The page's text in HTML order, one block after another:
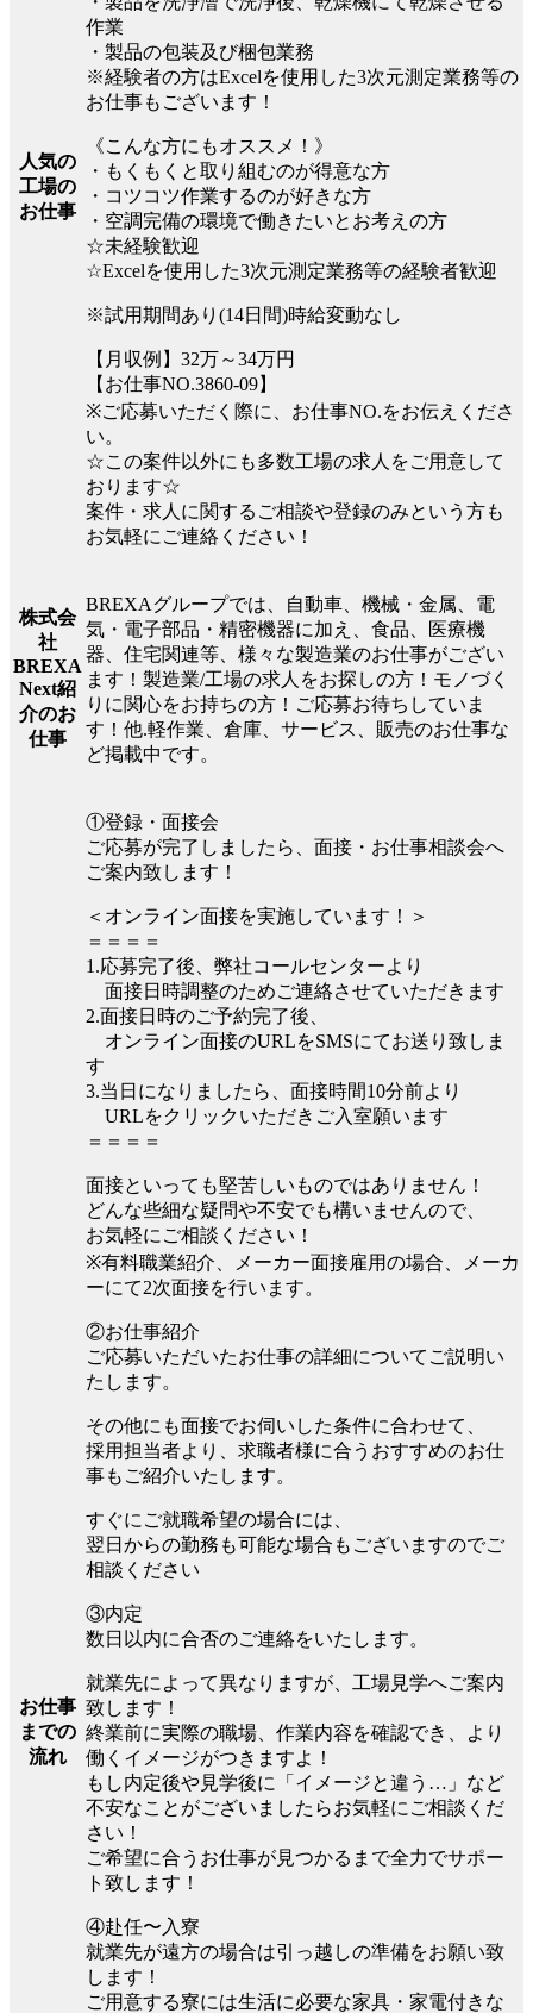
人気の
工場の
お仕事
作業
・製品の包装及び梱包業務
※経験者の方はExcelを使用した3次元測定業務等の
お仕事もございます！
《こんな方にもオススメ！》
・もくもくと取り組むのが得意な方
・コツコツ作業するのが好きな方
・空調完備の環境で働きたいとお考えの方
☆未経験歓迎
☆Excelを使用した3次元測定業務等の経験者歓迎
※試用期間あり(14日間)時給変動なし
【月収例】32万～34万円
【お仕事NO.3860-09】
※ご応募いただく際に、お仕事NO.をお伝えくださ
い。
☆この案件以外にも多数工場の求人をご用意して
おります☆
案件・求人に関するご相談や登録のみという方も
お気軽にご連絡ください！
株式会
社
BREXA
Next紹
介のお
仕事
BREXAグループでは、自動車、機械・金属、電
気・電子部品・精密機器に加え、食品、医療機
器、住宅関連等、様々な製造業のお仕事がござい
ます！製造業/工場の求人をお探しの方！モノづく
りに関心をお持ちの方！ご応募お待ちしていま
す！他.軽作業、倉庫、サービス、販売のお仕事な
ど掲載中です。
お仕事
までの
流れ
①登録・面接会
ご応募が完了しましたら、面接・お仕事相談会へ
ご案内致します！
＜オンライン面接を実施しています！＞
＝＝＝＝
1.応募完了後、弊社コールセンターより
面接日時調整のためご連絡させていただきます
2.面接日時のご予約完了後、
オンライン面接のURLをSMSにてお送り致しま
す
3.当日になりましたら、面接時間10分前より
URLをクリックいただきご入室願います
＝＝＝＝
面接といっても堅苦しいものではありません！
どんな些細な疑問や不安でも構いませんので、
お気軽にご相談ください！
※有料職業紹介、メーカー面接雇用の場合、メーカ
ーにて2次面接を行います。
②お仕事紹介
ご応募いただいたお仕事の詳細についてご説明い
たします。
その他にも面接でお伺いした条件に合わせて、
採用担当者より、求職者様に合うおすすめのお仕
事もご紹介いたします。
すぐにご就職希望の場合には、
翌日からの勤務も可能な場合もございますのでご
相談ください
③内定
数日以内に合否のご連絡をいたします。
就業先によって異なりますが、工場見学へご案内
致します！
終業前に実際の職場、作業内容を確認でき、より
働くイメージがつきますよ！
もし内定後や見学後に「イメージと違う…」など
不安なことがございましたらお気軽にご相談くだ
さい！
ご希望に合うお仕事が見つかるまで全力でサポー
ト致します！
④赴任〜入寮
就業先が遠方の場合は引っ越しの準備をお願い致
します！
ご用意する寮には生活に必要な家具・家電付きな